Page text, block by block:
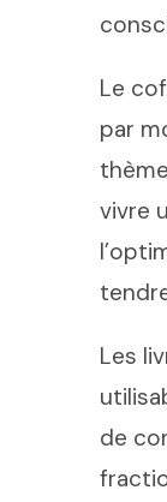
Le
par
vivre
Les
de